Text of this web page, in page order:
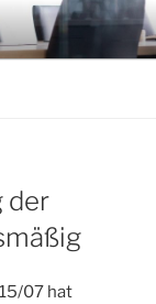
der
07 hat